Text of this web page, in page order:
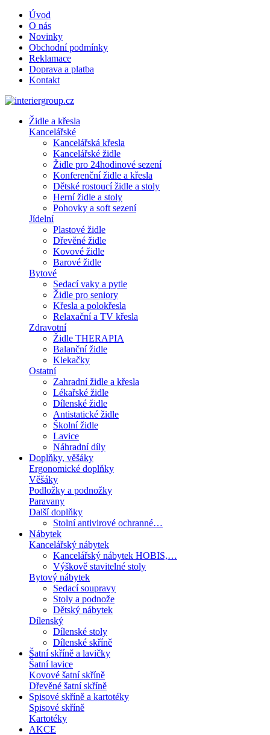
Úvod
O nás
Novinky
Obchodní podmínky
Reklamace
Doprava a platba
Kontakt
Židle a křesla
Kancelářské
Kancelářská křesla
Kancelářské židle
Židle pro 24hodinové sezení
Konferenční židle a křesla
Dětské rostoucí židle a stoly
Herní židle a stoly
Pohovky a soft sezení
Jídelní
Plastové židle
Dřevěné židle
Kovové židle
Barové židle
Bytové
Sedací vaky a pytle
Židle pro seniory
Křesla a polokřesla
Relaxační a TV křesla
Zdravotní
Židle THERAPIA
Balanční židle
Klekačky
Ostatní
Zahradní židle a křesla
Lékařské židle
Dílenské židle
Antistatické židle
Školní židle
Lavice
Náhradní díly
Doplňky, věšáky
Ergonomické doplňky
Věšáky
Podložky a podnožky
Paravany
Další doplňky
Stolní antivirové ochranné…
Nábytek
Kancelářský nábytek
Kancelářský nábytek HOBIS,…
Výškově stavitelné stoly
Bytový nábytek
Sedací soupravy
Stoly a podnože
Dětský nábytek
Dílenský
Dílenské stoly
Dílenské skříně
Šatní skříně a lavičky
Šatní lavice
Kovové šatní skříně
Dřevěné šatní skříně
Spisové skříně a kartotéky
Spisové skříně
Kartotéky
AKCE